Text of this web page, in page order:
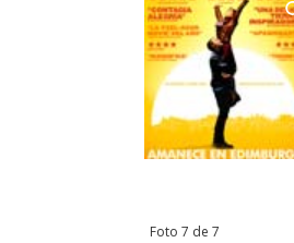
Foto 7 de 7